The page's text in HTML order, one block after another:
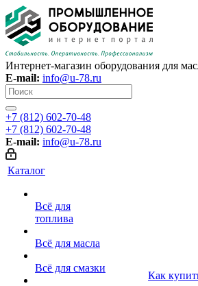
Интернет-магазин оборудования для
E-mail: info@u-78.ru
+7 (812) 602-70-48
+7 (812) 602-70-48
E-mail: info@u-78.ru
Каталог
Всё для
топлива
Всё для масла
Всё для смазки
Как